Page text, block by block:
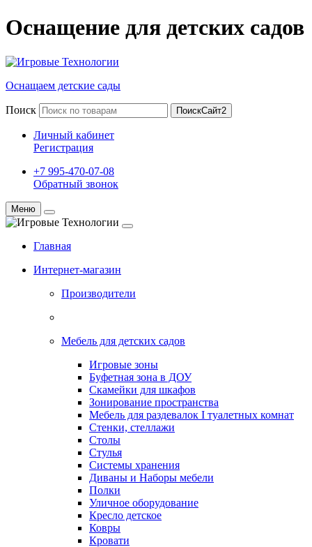
Оснащение для детских садов
Оснащаем детские сады
Поиск ПоискСайт2
Личный кабинет
Регистрация
+7 995-470-07-08
Обратный звонок
Меню
Главная
Интернет-магазин
Производители
Мебель для детских садов
Игровые зоны
Буфетная зона в ДОУ
Скамейки для шкафов
Зонирование пространства
Мебель для раздевалок I туалетных комнат
Стенки, стеллажи
Столы
Стулья
Системы хранения
Диваны и Наборы мебели
Полки
Уличное оборудование
Кресло детское
Ковры
Кровати